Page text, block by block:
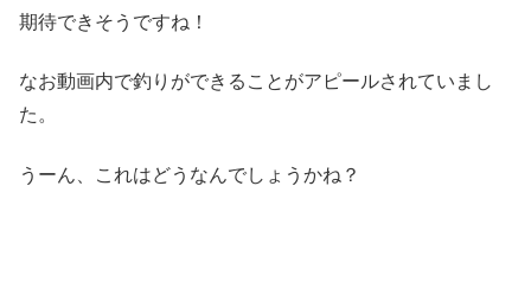
期待できそうですね！
なお動画内で釣りができることがアピールされていまし
た。
うーん、これはどうなんでしょうかね？